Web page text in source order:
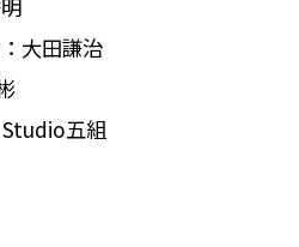
大田謙治
五組